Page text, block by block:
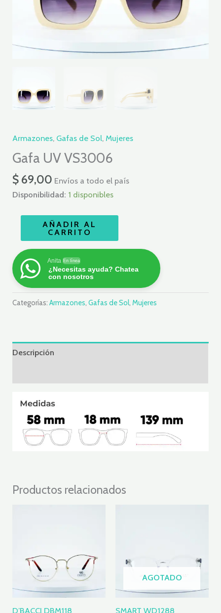
Armazones, Gafas de Sol,Mujeres
Gafa UV VS3006
$ 69,00 Envíos a todo el país
Disponibilidad: 1 disponibles
AÑADIR AL
CARRITO
Anita En línea
¿Necesitas ayuda? Chatea
con nosotros
Categorías:Armazones,Gafas de Sol,Mujeres
Descripción
Productos relacionados
D’BACCI DBM118
AGOTADO
SMART WD1288